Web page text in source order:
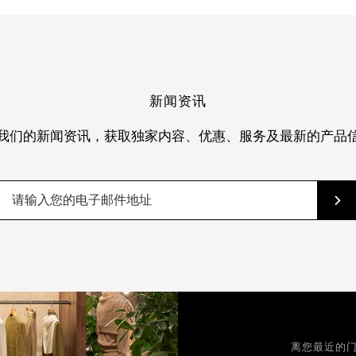
新闻资讯
们的新闻资讯，获取独家内容、优惠、服务及最新的产品
离您最近的